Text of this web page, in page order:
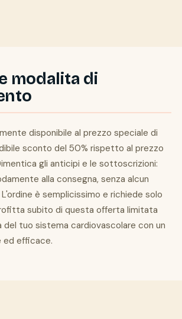
modalita di
disponibile al prezzo speciale di
sconto del 50% rispetto al prezzo
gli anticipi e le sottoscrizioni:
alla consegna, senza alcun
è semplicissimo e richiede solo
subito di questa offerta limitata
del tuo sistema cardiovascolare con un
ed efficace.